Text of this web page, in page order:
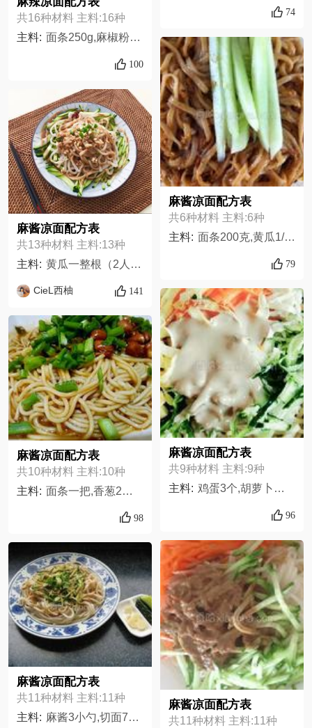
共16种材料 主料:16种
主料: 面条250g,麻椒粉适量,香醋适量,蒜泥适量,辣椒粉适量,胡椒粉适量,白糖适量,芝麻shil,花生米适量,黄瓜丝适量,蚝油适量,生抽适量,香油适量,鸡精适量,油适量,盐适量
100
麻酱凉面配方表
共13种材料 主料:13种
主料: 黄瓜一整根（2人份）,面条手擀面挂面神马面两人份,调料系列,糖少许,盐少许,料酒少许,酱油一匙,芝麻酱一匙,香油一匙,陈醋一匙,蒜末少许 不吃就不要,小葱末少许,花生油花椒几颗干辣椒最后用
CieL西柚 141
麻酱凉面配方表
共10种材料 主料:10种
主料: 面条一把,香葱2根,花生米,咸菜1根,蒜泥水,黄酒,麻油,糖,生抽,盐
98
麻酱凉面配方表
共11种材料 主料:11种
主料: 麻酱3小勺,切面7两（三人份）,盐适量,老抽适量,生抽适量,糖适量,大蒜适量,料酒适量,香菜适量,蚝油适量,黄瓜一根半
74
麻酱凉面配方表
共6种材料 主料:6种
主料: 面条200克,黄瓜1/,芝麻酱2勺,生抽2勺,香醋1勺,花生酱2勺,
79
麻酱凉面配方表
共9种材料 主料:9种
主料: 鸡蛋3个,胡萝卜半个,黄瓜1个,面粉适量,杏鲍菇半个,尖椒罗丝椒1个,白糖适量,麻酱蒜适量,盐醋鸡精生抽适量,
96
麻酱凉面配方表
共11种材料 主料:11种